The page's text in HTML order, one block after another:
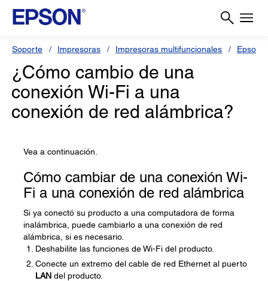
Soporte Impresoras Impresoras multifuncionales Epson
¿Cómo cambio de una
conexión Wi-Fi a una
conexión de red alámbrica?
Vea a continuación.
Cómo cambiar de una conexión Wi-
Fi a una conexión de red alámbrica
Si ya conectó su producto a una computadora de forma
inalámbrica, puede cambiarlo a una conexión de red
alámbrica, si es necesario.
Deshabilite las funciones de Wi-Fi del producto.
Conecte un extremo del cable de red Ethernet al puerto
LAN del producto.